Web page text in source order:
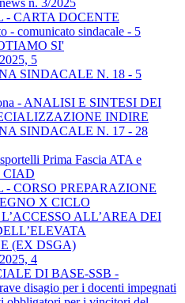
n. 3/2025
- CARTA DOCENTE
- comunicato sindacale - 5
SI'
5
SINDACALE N. 18 - 5
- ANALISI E SINTESI DEI
INDIRE
SINDACALE N. 17 - 28
Prima Fascia ATA e
CIAD
- CORSO PREPARAZIONE
X CICLO
ALL’AREA DEI
(EX DSGA)
4
DI BASE-SSB -
disagio per i docenti impegnati